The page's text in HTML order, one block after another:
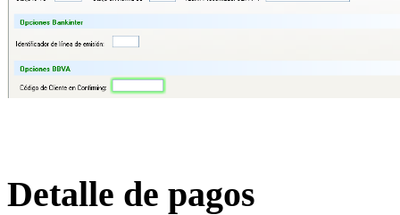
Detalle de pagos